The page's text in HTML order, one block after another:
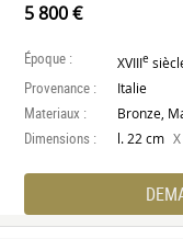
5 800 €
Époque : XVIIIe
Provenance : Italie
Materiaux : Bronze,
Dimensions : l. 22 cm X